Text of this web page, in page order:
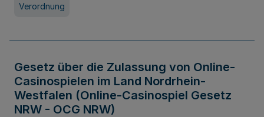
Verordnung
Gesetz über die Zulassung von Online-
Casinospielen im Land Nordrhein-
Westfalen (Online-Casinospiel Gesetz
NRW - OCG NRW)